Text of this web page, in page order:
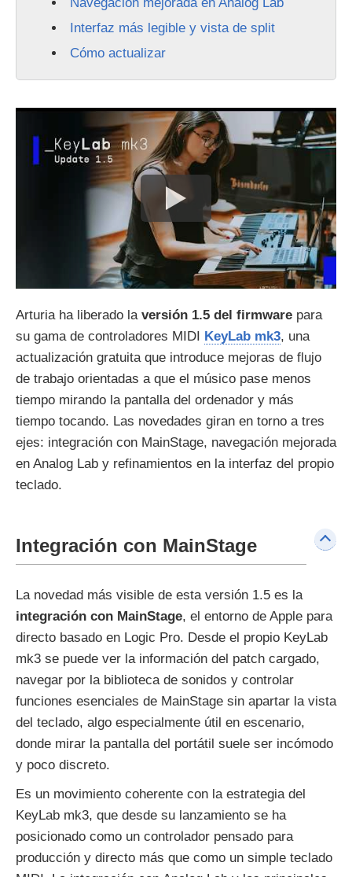
Interfaz más legible y vista de split
Cómo actualizar
Arturia ha liberado la versión 1.5 del firmware para
su gama de controladores MIDI KeyLab mk3, una
actualización gratuita que introduce mejoras de flujo
de trabajo orientadas a que el músico pase menos
tiempo mirando la pantalla del ordenador y más
tiempo tocando. Las novedades giran en torno a tres
ejes: integración con MainStage, navegación mejorada
en Analog Lab y refinamientos en la interfaz del propio
teclado.
Integración con MainStage
La novedad más visible de esta versión 1.5 es la
integración con MainStage, el entorno de Apple para
directo basado en Logic Pro. Desde el propio KeyLab
mk3 se puede ver la información del patch cargado,
navegar por la biblioteca de sonidos y controlar
funciones esenciales de MainStage sin apartar la vista
del teclado, algo especialmente útil en escenario,
donde mirar la pantalla del portátil suele ser incómodo
y poco discreto.
Es un movimiento coherente con la estrategia del
KeyLab mk3, que desde su lanzamiento se ha
posicionado como un controlador pensado para
producción y directo más que como un simple teclado